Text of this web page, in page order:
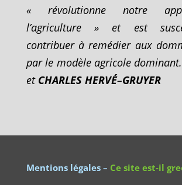
« révolutionne notre
l’agriculture » et est
contribuer à remédier aux
par le modèle agricole
et CHARLES HERVÉ–GRUYER
Mentions légales– Ce site est-il